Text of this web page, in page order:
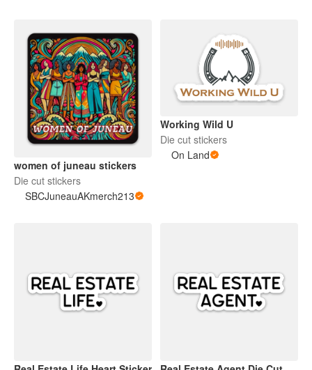
women of juneau stickers
Die cut stickers
SBCJuneauAKmerch213
Working Wild U
Die cut stickers
On Land